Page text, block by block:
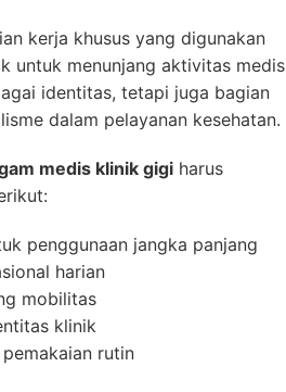
kerja khusus yang digunakan
untuk menunjang aktivitas medis
identitas, tetapi juga bagian
dalam pelayanan kesehatan.
medis klinik gigi harus
penggunaan jangka panjang
harian
mobilitas
klinik
rutin